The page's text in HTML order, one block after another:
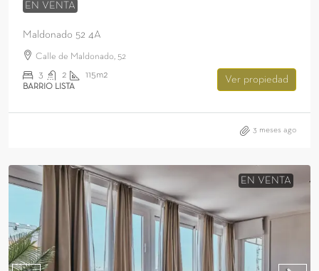
EN VENTA
Maldonado 52 4A
Calle de Maldonado, 52
3 2 115m2
BARRIO LISTA
Ver propiedad
3 meses ago
EN VENTA